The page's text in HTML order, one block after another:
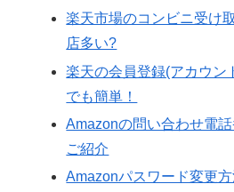
楽天市場のコンビニ受け
店多い?
楽天の会員登録(アカウン
でも簡単！
Amazonの問い合わせ電
ご紹介
Amazonパスワード変更